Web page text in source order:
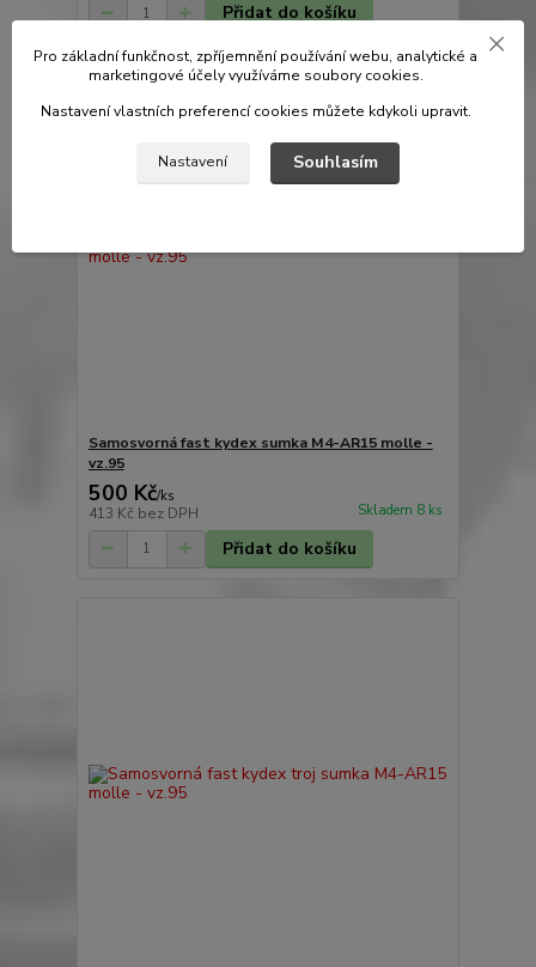
Přidat do košíku
Samosvorná fast kydex sumka M4-AR15 molle -
vz.95
500 Kč/ks
413 Kč bez DPH Skladem 8 ks
Přidat do košíku
Pro základní funkčnost, zpříjemnění používání webu, analytické a
marketingové účely využíváme soubory cookies.
Nastavení vlastních preferencí cookies můžete kdykoli upravit.
Nastavení Souhlasím